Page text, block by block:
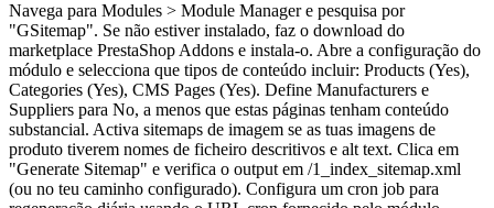
Navega para Modules > Module Manager e pesquisa por
"GSitemap". Se não estiver instalado, faz o download do
marketplace PrestaShop Addons e instala-o. Abre a configuração do
módulo e selecciona que tipos de conteúdo incluir: Products (Yes),
Categories (Yes), CMS Pages (Yes). Define Manufacturers e
Suppliers para No, a menos que estas páginas tenham conteúdo
substancial. Activa sitemaps de imagem se as tuas imagens de
produto tiverem nomes de ficheiro descritivos e alt text. Clica em
"Generate Sitemap" e verifica o output em /1_index_sitemap.xml
(ou no teu caminho configurado). Configura um cron job para